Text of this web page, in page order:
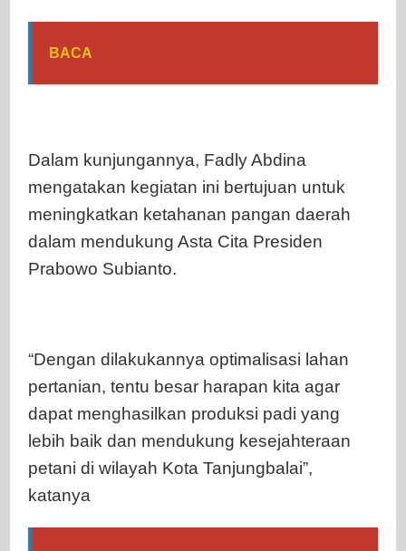
BACA
Dalam kunjungannya, Fadly Abdina
mengatakan kegiatan ini bertujuan untuk
meningkatkan ketahanan pangan daerah
dalam mendukung Asta Cita Presiden
Prabowo Subianto.
“Dengan dilakukannya optimalisasi lahan
pertanian, tentu besar harapan kita agar
dapat menghasilkan produksi padi yang
lebih baik dan mendukung kesejahteraan
petani di wilayah Kota Tanjungbalai”,
katanya